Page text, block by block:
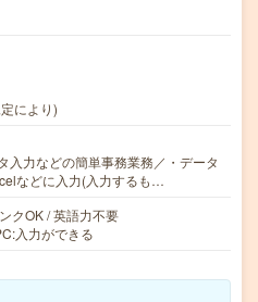
により)
入力などの簡単事務業務／・データ
などに入力(入力するも…
クOK / 英語力不要
入力ができる